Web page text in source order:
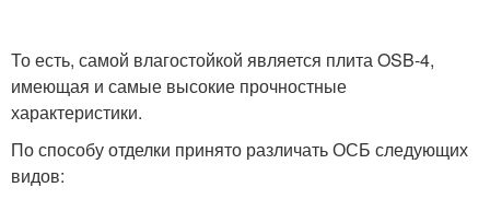
То есть, самой влагостойкой является плита OSB-4,
имеющая и самые высокие прочностные
характеристики.
По способу отделки принято различать ОСБ следующих
видов: